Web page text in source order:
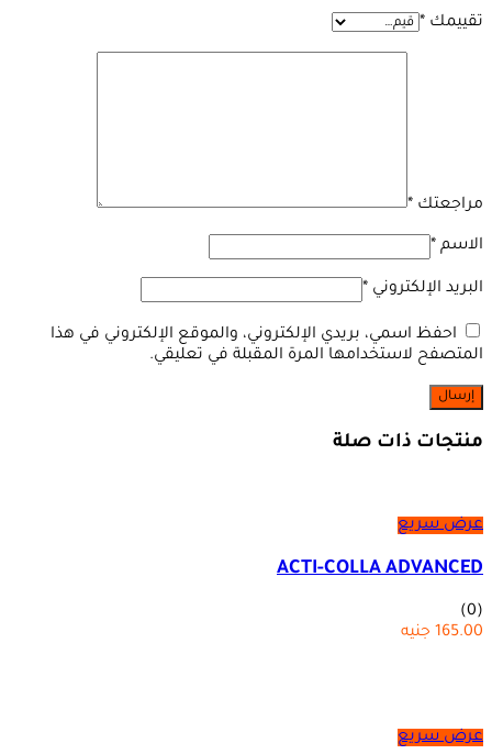
تقييمك *
مراجعتك *
الاسم *
البريد الإلكتروني *
احفظ اسمي، بريدي الإلكتروني، والموقع الإلكتروني في هذا
المتصفح لاستخدامها المرة المقبلة في تعليقي.
منتجات ذات صلة
عرض سريع
ACTI-COLLA ADVANCED
(0)
165.00 جنيه
عرض سريع